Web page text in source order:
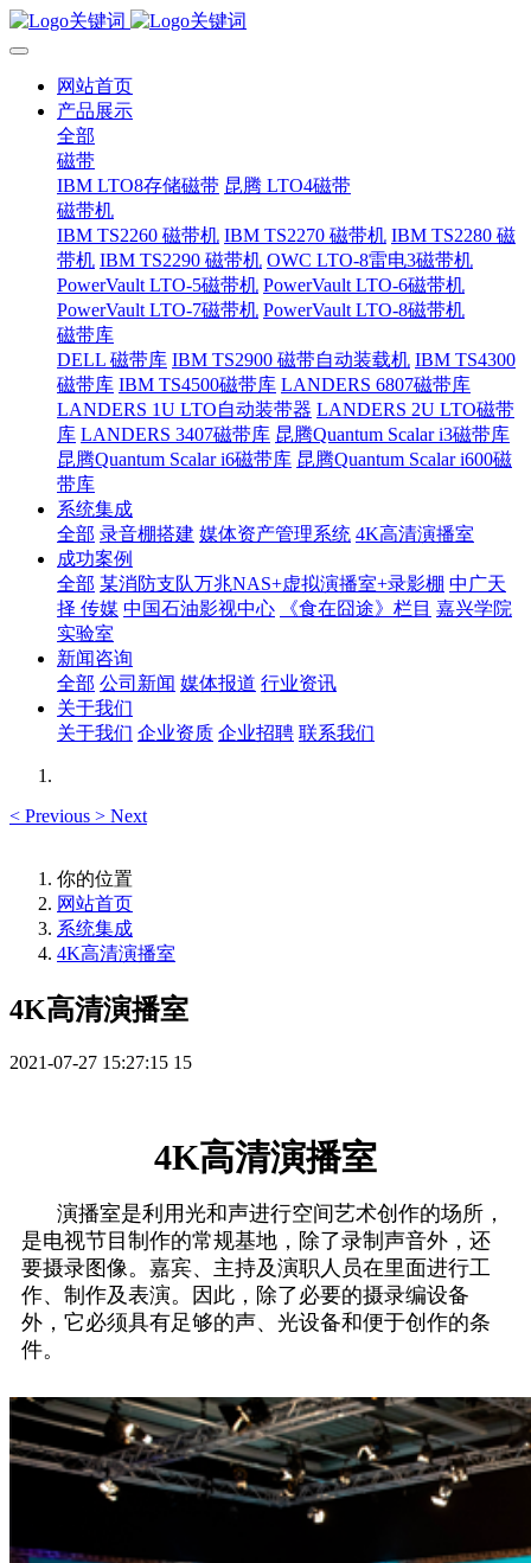
网站首页
产品展示
全部
磁带
IBM LTO8存储磁带 昆腾 LTO4磁带
磁带机
IBM TS2260 磁带机 IBM TS2270 磁带机 IBM TS2280 磁
带机 IBM TS2290 磁带机 OWC LTO-8雷电3磁带机
PowerVault LTO-5磁带机 PowerVault LTO-6磁带机
PowerVault LTO-7磁带机 PowerVault LTO-8磁带机
磁带库
DELL 磁带库 IBM TS2900 磁带自动装载机 IBM TS4300
磁带库 IBM TS4500磁带库 LANDERS 6807磁带库
LANDERS 1U LTO自动装带器 LANDERS 2U LTO磁带
库 LANDERS 3407磁带库 昆腾Quantum Scalar i3磁带库
昆腾Quantum Scalar i6磁带库 昆腾Quantum Scalar i600磁
带库
系统集成
全部 录音棚搭建 媒体资产管理系统 4K高清演播室
成功案例
全部 某消防支队万兆NAS+虚拟演播室+录影棚 中广天
择 传媒 中国石油影视中心 《食在囧途》栏目 嘉兴学院
实验室
新闻咨询
全部 公司新闻 媒体报道 行业资讯
关于我们
关于我们 企业资质 企业招聘 联系我们
< Previous > Next
你的位置
网站首页
系统集成
4K高清演播室
4K高清演播室
2021-07-27 15:27:15 15
4K高清演播室
演播室是利用光和声进行空间艺术创作的场所，
是电视节目制作的常规基地，除了录制声音外，还
要摄录图像。嘉宾、主持及演职人员在里面进行工
作、制作及表演。因此，除了必要的摄录编设备
外，它必须具有足够的声、光设备和便于创作的条
件。